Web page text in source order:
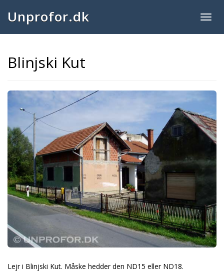
Unprofor.dk
Blinjski Kut
Lejr i Blinjski Kut. Måske hedder den ND15 eller ND18.